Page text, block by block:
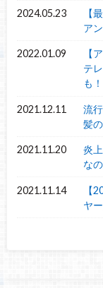
2024.05.23
【
ア
2022.01.09
【
テ
も！
2021.12.11
流
髪
2021.11.20
炎
な
2021.11.14
【
ヤ